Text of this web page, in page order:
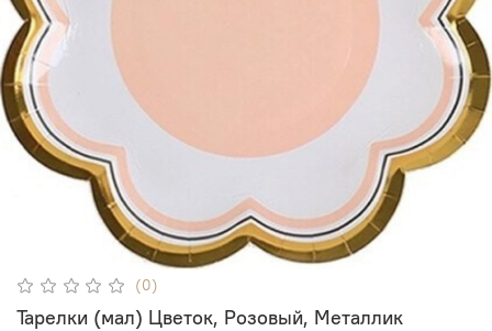
(0)
Тарелки (мал) Цветок, Розовый, Металлик